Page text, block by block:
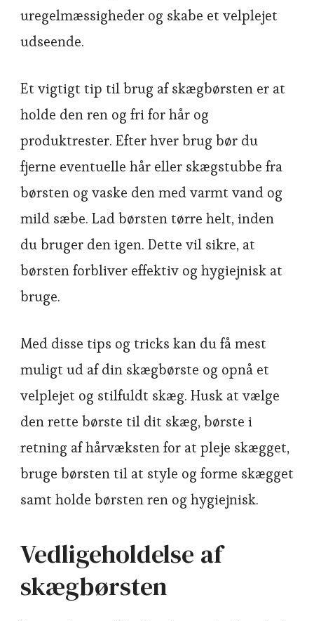
uregelmæssigheder og skabe et velplejet
udseende.
Et vigtigt tip til brug af skægbørsten er at
holde den ren og fri for hår og
produktrester. Efter hver brug bør du
fjerne eventuelle hår eller skægstubbe fra
børsten og vaske den med varmt vand og
mild sæbe. Lad børsten tørre helt, inden
du bruger den igen. Dette vil sikre, at
børsten forbliver effektiv og hygiejnisk at
bruge.
Med disse tips og tricks kan du få mest
muligt ud af din skægbørste og opnå et
velplejet og stilfuldt skæg. Husk at vælge
den rette børste til dit skæg, børste i
retning af hårvæksten for at pleje skægget,
bruge børsten til at style og forme skægget
samt holde børsten ren og hygiejnisk.
Vedligeholdelse af
skægbørsten